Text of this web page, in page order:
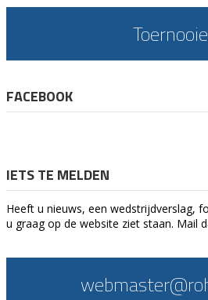
FACEBOOK
IETS TE MELDEN
Heeft u nieuws, een wedstrijdverslag,
u graag op de website ziet staan. Mail